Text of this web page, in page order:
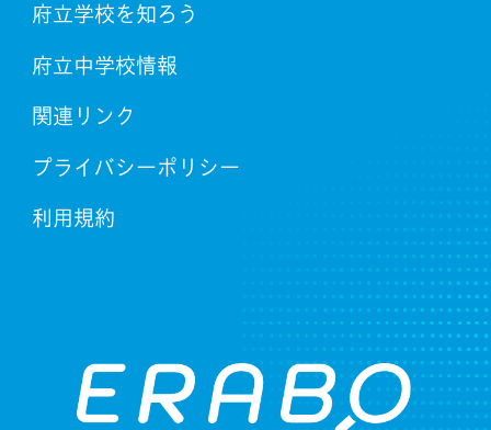
府立学校を知ろう
府立中学校情報
関連リンク
プライバシーポリシー
利用規約